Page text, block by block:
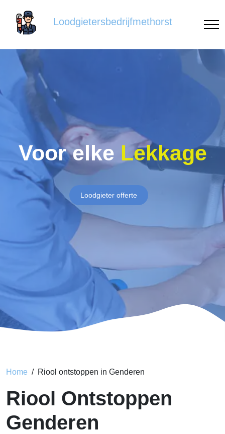
Loodgietersbedrijfmethorst
Voor elke Lekkage
Loodgieter offerte
Home Riool ontstoppen in Genderen
Riool Ontstoppen
Genderen